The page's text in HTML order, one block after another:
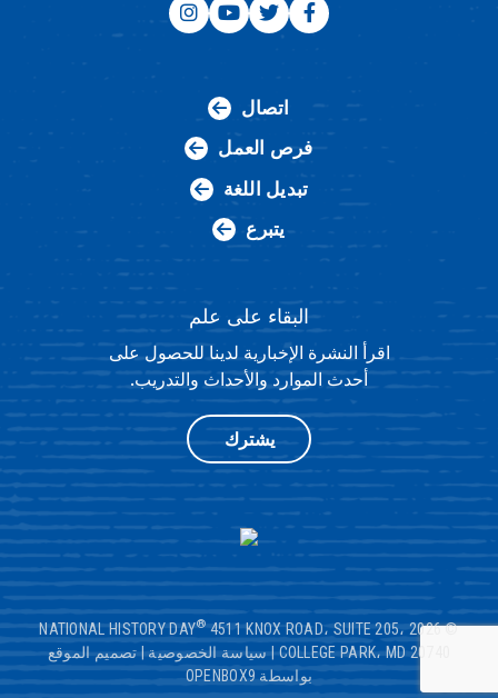
اتصال
فرص العمل
تبديل اللغة
يتبرع
البقاء على علم
اقرأ النشرة الإخبارية لدينا للحصول على
أحدث الموارد والأحداث والتدريب.
يشترك
© 2026 NATIONAL HISTORY DAY
® 4511 KNOX ROAD، SUITE 205،
COLLEGE PARK، MD 20740|سياسة الخصوصية|تصميم الموقع
بواسطة OPENBOX9